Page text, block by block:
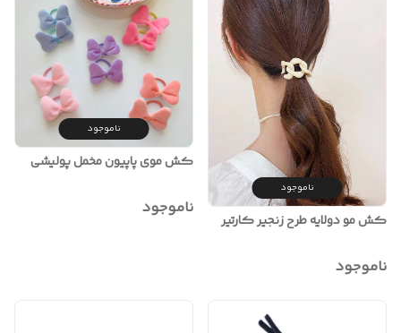
ناموجود
کش مو دولایه طرح زنجیر کارتیر
ناموجود
ناموجود
کش موی پاپیون مخمل پولیشی
ناموجود